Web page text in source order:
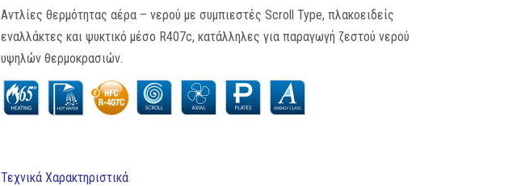
Αντλίες θερμότητας αέρα – νερού με συμπιεστές Scroll Type, πλακοειδείς
εναλλάκτες και ψυκτικό μέσο R407c, κατάλληλες για παραγωγή ζεστού νερού
υψηλών θερμοκρασιών.
Τεχνικά Χαρακτηριστικά